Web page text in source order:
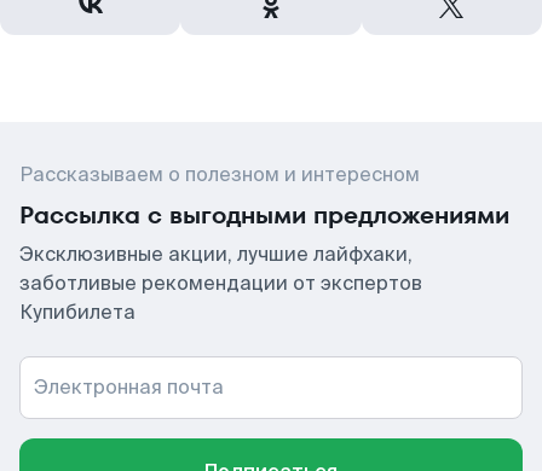
Рассказываем о полезном и интересном
Рассылка с выгодными предложениями
Эксклюзивные акции, лучшие лайфхаки,
заботливые рекомендации от экспертов
Купибилета
Электронная почта